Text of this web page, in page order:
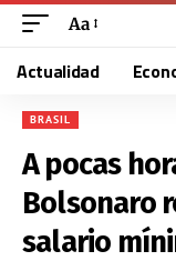
Aa
Actualidad
BRASIL
A pocas
Bolsonaro
salario